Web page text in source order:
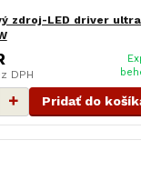
zdroj-LED driver
DPH
Pridať do